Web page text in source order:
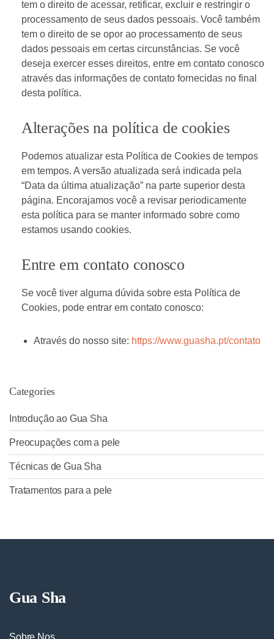
tem o direito de acessar, retificar, excluir e restringir o
processamento de seus dados pessoais. Você também
tem o direito de se opor ao processamento de seus
dados pessoais em certas circunstâncias. Se você
deseja exercer esses direitos, entre em contato conosco
através das informações de contato fornecidas no final
desta política.
Alterações na política de cookies
Podemos atualizar esta Política de Cookies de tempos
em tempos. A versão atualizada será indicada pela
“Data da última atualização” na parte superior desta
página. Encorajamos você a revisar periodicamente
esta política para se manter informado sobre como
estamos usando cookies.
Entre em contato conosco
Se você tiver alguma dúvida sobre esta Política de
Cookies, pode entrar em contato conosco:
Através do nosso site: https://www.guasha.pt/contato
Categories
Introdução ao Gua Sha
Preocupações com a pele
Técnicas de Gua Sha
Tratamentos para a pele
Gua Sha
Sobre Nos